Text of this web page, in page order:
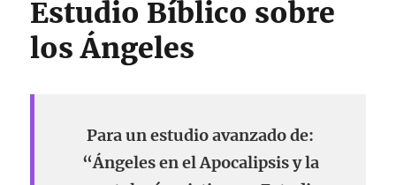
Estudio Bíblico sobre
los Ángeles
Para un estudio avanzado de:
“Ángeles en el Apocalipsis y la